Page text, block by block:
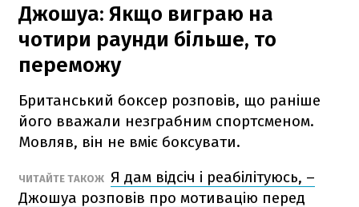
Джошуа: Якщо виграю на
чотири раунди більше, то
переможу
Британський боксер розповів, що раніше
його вважали незграбним спортсменом.
Мовляв, він не вміє боксувати.
ЧИТАЙТЕ ТАКОЖ Я дам відсіч і реабілітуюсь, –
Джошуа розповів про мотивацію перед